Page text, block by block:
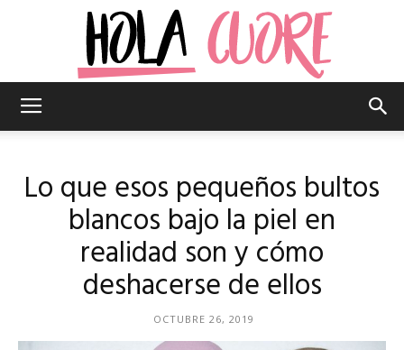
Cuore
–
Lo que esos pequeños bultos
blancos bajo la piel en
realidad son y cómo
deshacerse de ellos
OCTUBRE 26, 2019